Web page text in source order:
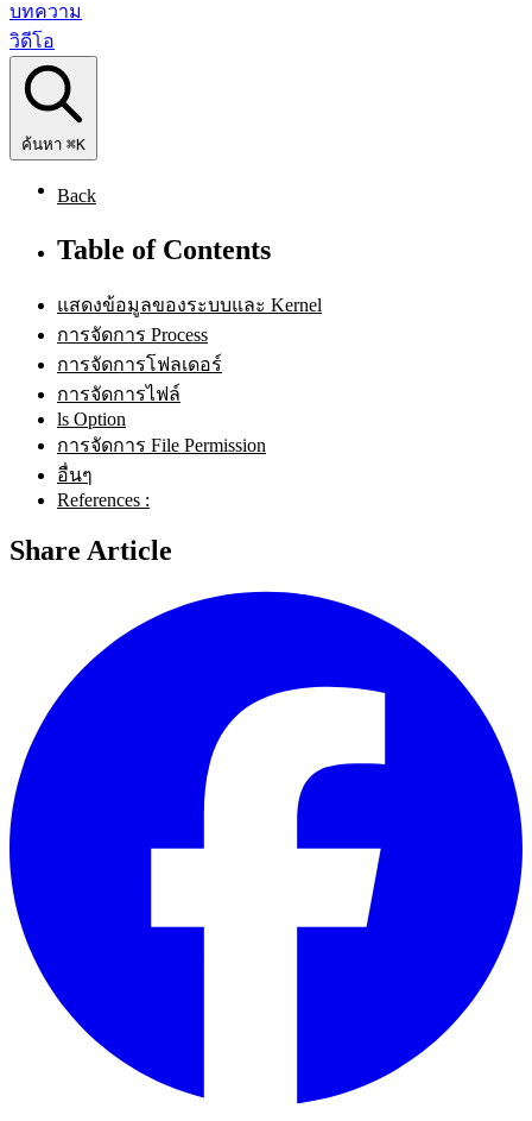
บทความ
วิดีโอ
ค้นหา ⌘K
Back
Table of Contents
แสดงข้อมูลของระบบและ Kernel
การจัดการ Process
การจัดการโฟลเดอร์
การจัดการไฟล์
ls Option
การจัดการ File Permission
อื่นๆ
References :
Share Article